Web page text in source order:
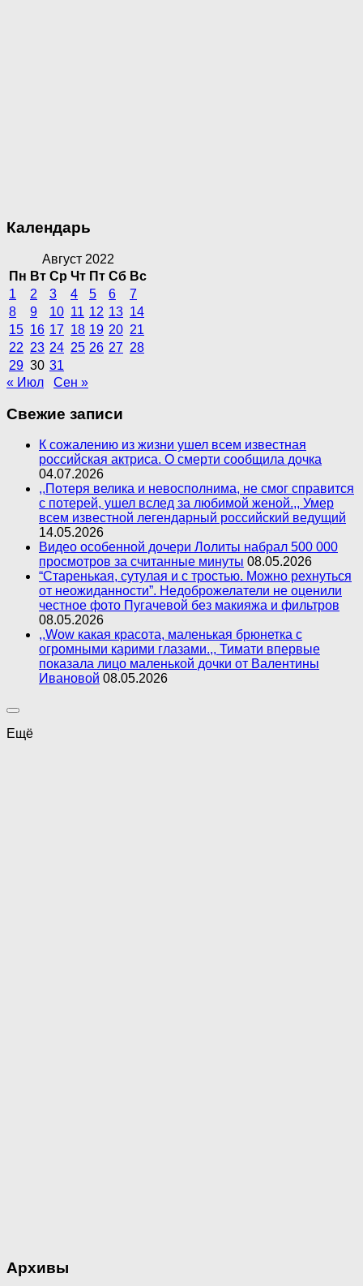
Календарь
Август 2022
Пн Вт Ср Чт Пт Сб Вс
1
2 3 4 5 6
7
8
9 10 11 12 13 14
15 16 17 18 19 20 21
22 23 24 25 26 27 28
29 30 31
« Июл
Сен »
Свежие записи
К сожалению из жизни ушел всем известная
российская актриса. О смерти сообщила дочка
04.07.2026
,,Потеря велика и невосполнима, не смог справится
с потерей, ушел вслед за любимой женой.,, Умер
всем известной легендарный российский ведущий
14.05.2026
Видео особенной дочери Лолиты набрал 500 000
просмотров за считанные минуты 08.05.2026
“Старенькая, сутулая и с тростью. Можно рехнуться
от неожиданности”. Недоброжелатели не оценили
честное фото Пугачевой без макияжа и фильтров
08.05.2026
,,Wow какая красота, маленькая брюнетка с
огромными карими глазами.,, Тимати впервые
показала лицо маленькой дочки от Валентины
Ивановой 08.05.2026
Ещё
Архивы